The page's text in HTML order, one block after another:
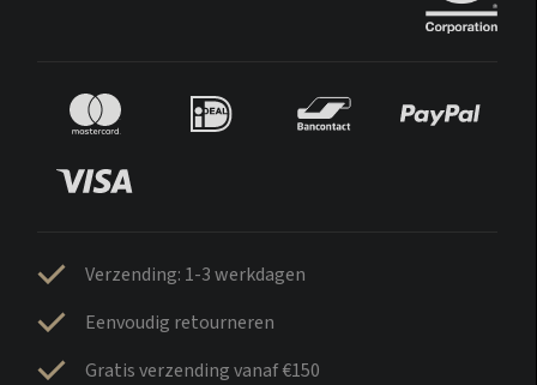
Verzending: 1-3 werkdagen
Eenvoudig retourneren
Gratis verzending vanaf €150